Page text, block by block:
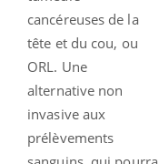
cancéreuses de la
tête et du cou, ou
ORL. Une
alternative non
invasive aux
prélèvements